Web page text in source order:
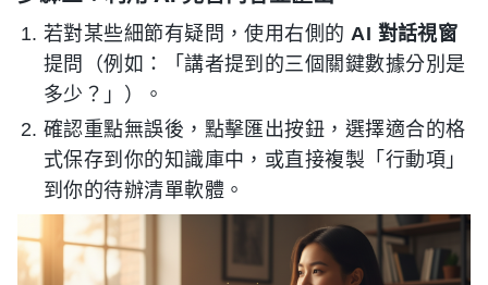
若對某些細節有疑問，使用右側的AI 對話視窗
提問（例如：「講者提到的三個關鍵數據分別是
多少？」）。
確認重點無誤後，點擊匯出按鈕，選擇適合的格
式保存到你的知識庫中，或直接複製「行動項」
到你的待辦清單軟體。